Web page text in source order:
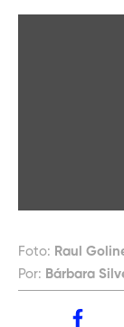
Foto: Raul
Por: Bárbara